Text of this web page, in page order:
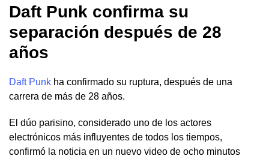
Daft Punk confirma su
separación después de 28
años
Daft Punk ha confirmado su ruptura, después de una
carrera de más de 28 años.
El dúo parisino, considerado uno de los actores
electrónicos más influyentes de todos los tiempos,
confirmó la noticia en un nuevo video de ocho minutos